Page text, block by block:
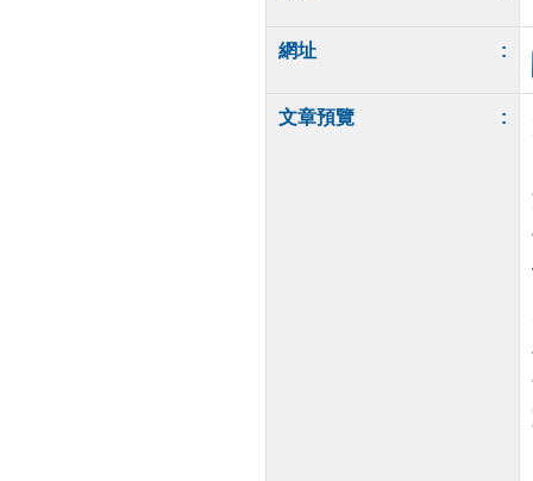
網址 :
文章預覽 :